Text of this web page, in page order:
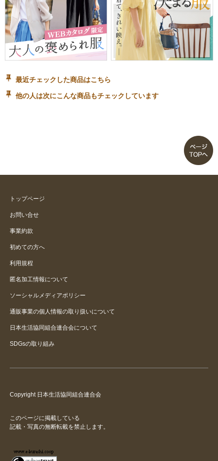
最近チェックした商品はこちら
他の人は次にこんな商品もチェックしています
トップページ
お問い合せ
事業約款
初めての方へ
利用規程
匿名加工情報について
ソーシャルメディアポリシー
通販事業の個人情報の取り扱いについて
日本生活協同組合連合会について
SDGsの取り組み
Copyright 日本生活協同組合連合会
このページに掲載している
記載・写真の無断転載を禁止します。